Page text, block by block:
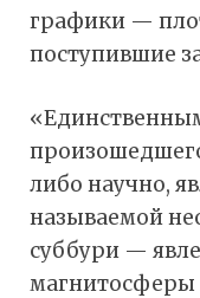
графики —
поступившие
либо научно,
называемой
суббури —
магнитосферы